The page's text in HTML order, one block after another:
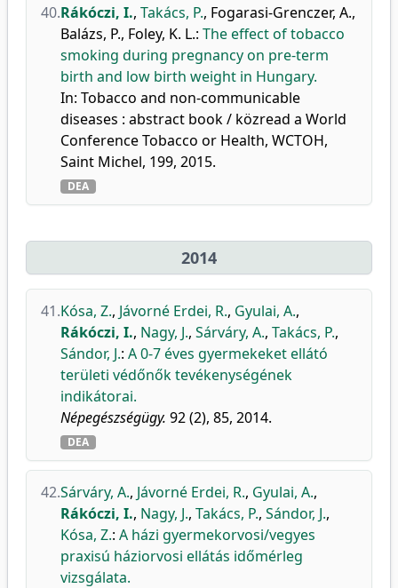
40.Rákóczi, I., Takács, P., Fogarasi-Grenczer, A.,
Balázs, P., Foley, K. L.: The effect of tobacco
smoking during pregnancy on pre-term
birth and low birth weight in Hungary.
In: Tobacco and non-communicable
diseases : abstract book / közread a World
Conference Tobacco or Health, WCTOH,
Saint Michel, 199, 2015.
DEA
2014
41.Kósa, Z., Jávorné Erdei, R., Gyulai, A.,
Rákóczi, I., Nagy, J., Sárváry, A., Takács, P.,
Sándor, J.: A 0-7 éves gyermekeket ellátó
területi védőnők tevékenységének
indikátorai.
Népegészségügy. 92 (2), 85, 2014.
DEA
42.Sárváry, A., Jávorné Erdei, R., Gyulai, A.,
Rákóczi, I., Nagy, J., Takács, P., Sándor, J.,
Kósa, Z.: A házi gyermekorvosi/vegyes
praxisú háziorvosi ellátás időmérleg
vizsgálata.